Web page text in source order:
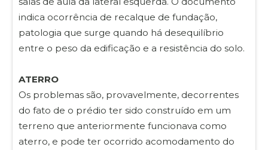
indica ocorrência de recalque de fundação,
patologia que surge quando há desequilíbrio
entre o peso da edificação e a resistência do solo.
ATERRO
Os problemas são, provavelmente, decorrentes
do fato de o prédio ter sido construído em um
terreno que anteriormente funcionava como
aterro, e pode ter ocorrido acomodamento do